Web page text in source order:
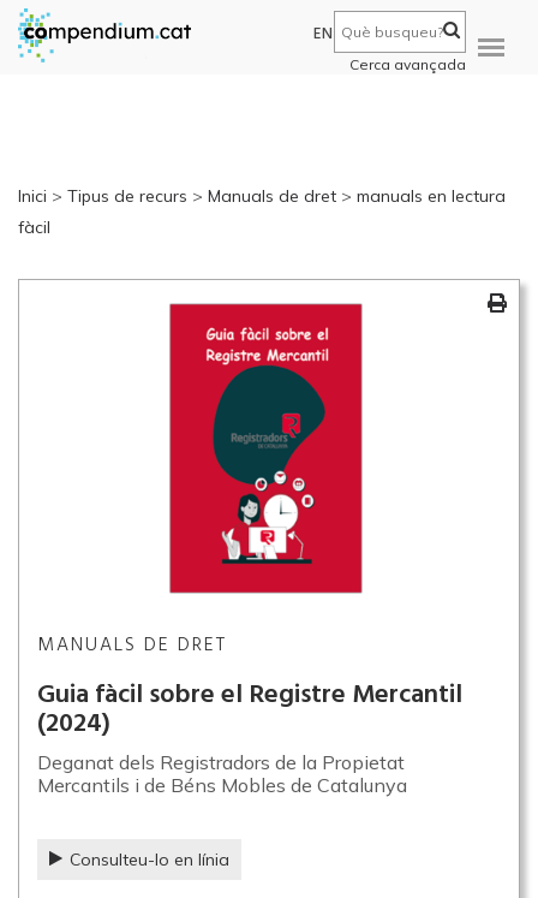
EN
Cerca avançada
Inici > Tipus de recurs > Manuals de dret > manuals en lectura
fàcil
MANUALS DE DRET
Guia fàcil sobre el Registre Mercantil
(2024)
Deganat dels Registradors de la Propietat
Mercantils i de Béns Mobles de Catalunya
Consulteu-lo en línia